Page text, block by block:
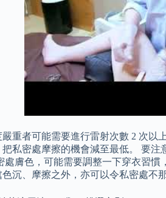
重者可能需要進行雷射次數 2 次
私密處摩擦的機會減至最低。 要
膚色，可能需要調整一下穿衣習
沉、摩擦之外，亦可以令私密處